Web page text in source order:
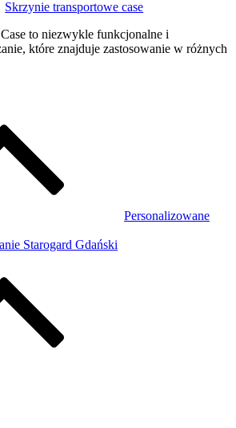
Skrzynie transportowe case
to niezwykle funkcjonalne i
które znajduje zastosowanie w różnych
Personalizowane
Starogard Gdański